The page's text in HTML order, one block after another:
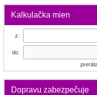
Kalkulačka mien
z:
do:
Dopravu zabezpečuje